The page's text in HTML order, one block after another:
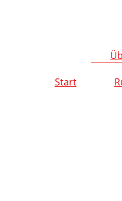
Start